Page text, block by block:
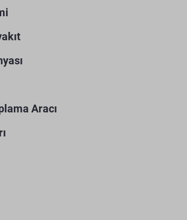
Aracı